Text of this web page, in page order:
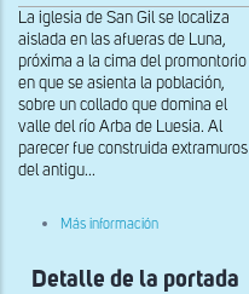
La iglesia de San Gil se localiza
aislada en las afueras de Luna,
próxima a la cima del promontorio
en que se asienta la población,
sobre un collado que domina el
valle del río Arba de Luesia. Al
parecer fue construida extramuros
del antigu...
Más información
la
Detalle de la portada